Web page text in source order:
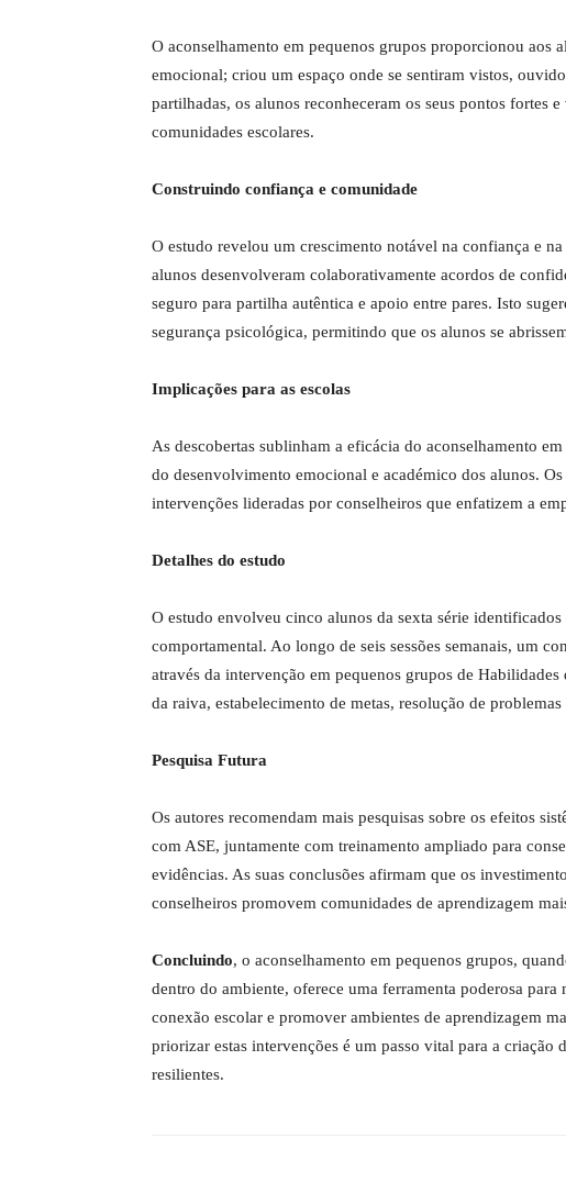
O aconselhamento em pequenos grupos proporcionou aos
emocional; criou um espaço onde se sentiram vistos,
partilhadas, os alunos reconheceram os seus pontos fortes
comunidades escolares.
Construindo confiança e comunidade
O estudo revelou um crescimento notável na confiança e
alunos desenvolveram colaborativamente acordos de
seguro para partilha autêntica e apoio entre pares. Isto
segurança psicológica, permitindo que os alunos se
Implicações para as escolas
As descobertas sublinham a eficácia do aconselhamento
do desenvolvimento emocional e académico dos alunos.
intervenções lideradas por conselheiros que enfatizem a
Detalhes do estudo
O estudo envolveu cinco alunos da sexta série
comportamental. Ao longo de seis sessões semanais, um
através da intervenção em pequenos grupos de
da raiva, estabelecimento de metas, resolução de problemas
Pesquisa Futura
Os autores recomendam mais pesquisas sobre os efeitos
com ASE, juntamente com treinamento ampliado para
evidências. As suas conclusões afirmam que os
conselheiros promovem comunidades de aprendizagem
Concluindo, o aconselhamento em pequenos grupos,
dentro do ambiente, oferece uma ferramenta poderosa
conexão escolar e promover ambientes de aprendizagem
priorizar estas intervenções é um passo vital para a criação
resilientes.